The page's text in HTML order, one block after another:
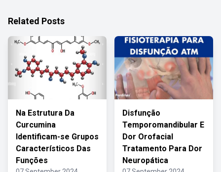
Related Posts
Na Estrutura Da
Curcumina
Identificam-se Grupos
Característicos Das
Funções
Disfunção
Temporomandibular E
Dor Orofacial
Tratamento Para Dor
Neuropática